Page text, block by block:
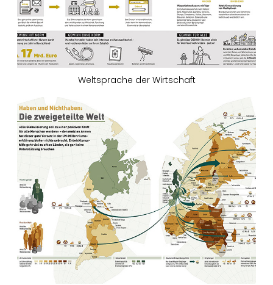
Weltsprache der Wirtschaft